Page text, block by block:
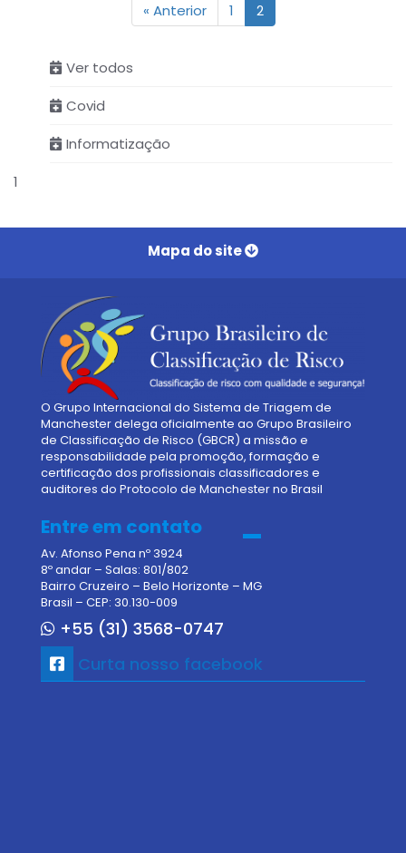
« Anterior 1 2
Ver todos
Covid
Informatização
1
Mapa do site
Institucional
Serviços
Manchester
GFP
SMVSim
Parceiros
Contato
O Grupo Internacional do Sistema de Triagem de
Manchester delega oficialmente ao Grupo Brasileiro
de Classificação de Risco (GBCR) a missão e
responsabilidade pela promoção, formação e
certificação dos profissionais classificadores e
auditores do Protocolo de Manchester no Brasil
Entre em contato
Av. Afonso Pena nº 3924
8º andar – Salas: 801/802
Bairro Cruzeiro – Belo Horizonte – MG
Brasil – CEP: 30.130-009
+55 (31) 3568-0747
Curta nosso facebook